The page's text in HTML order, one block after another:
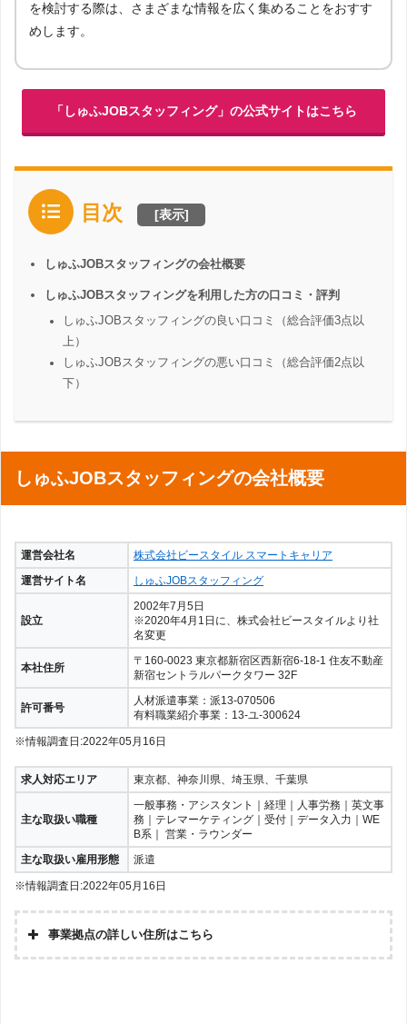
を検討する際は、さまざまな情報を広く集めることをおすす
めします。
「しゅふJOBスタッフィング」の公式サイトはこちら
目次 [表示]
しゅふJOBスタッフィングの会社概要
しゅふJOBスタッフィングを利用した方の口コミ・評判
しゅふJOBスタッフィングの良い口コミ（総合評価3点以
上）
しゅふJOBスタッフィングの悪い口コミ（総合評価2点以
下）
しゅふJOBスタッフィングの会社概要
運営会社名
株式会社ビースタイル スマートキャリア
運営サイト名
しゅふJOBスタッフィング
設立
2002年7月5日
※2020年4月1日に、株式会社ビースタイルより社
名変更
本社住所
〒160-0023 東京都新宿区西新宿6-18-1 住友不動産
新宿セントラルパークタワー 32F
許可番号
人材派遣事業：派13-070506
有料職業紹介事業：13-ユ-300624
※情報調査日:2022年05月16日
求人対応エリア 東京都、神奈川県、埼玉県、千葉県
主な取扱い職種
一般事務・アシスタント｜経理｜人事労務｜英文事
務｜テレマーケティング｜受付｜データ入力｜WE
B系｜ 営業・ラウンダー
主な取扱い雇用形態
派遣
※情報調査日:2022年05月16日
事業拠点の詳しい住所はこちら